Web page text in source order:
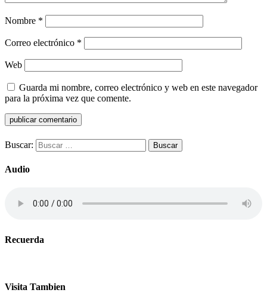
Nombre *
Correo electrónico *
Web
Guarda mi nombre, correo electrónico y web en este navegador
para la próxima vez que comente.
Buscar:
Audio
Recuerda
Visita Tambien